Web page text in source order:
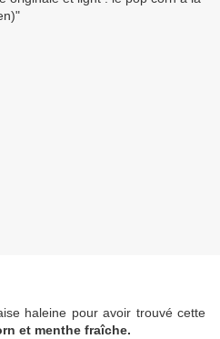
haleine pour avoir trouvé cette
et menthe fraîche.